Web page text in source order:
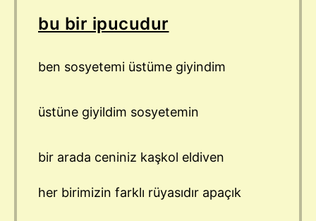
bu bir ipucudur
ben sosyetemi üstüme giyindim
üstüne giyildim sosyetemin
bir arada ceniniz kaşkol eldiven
her birimizin farklı rüyasıdır apaçık